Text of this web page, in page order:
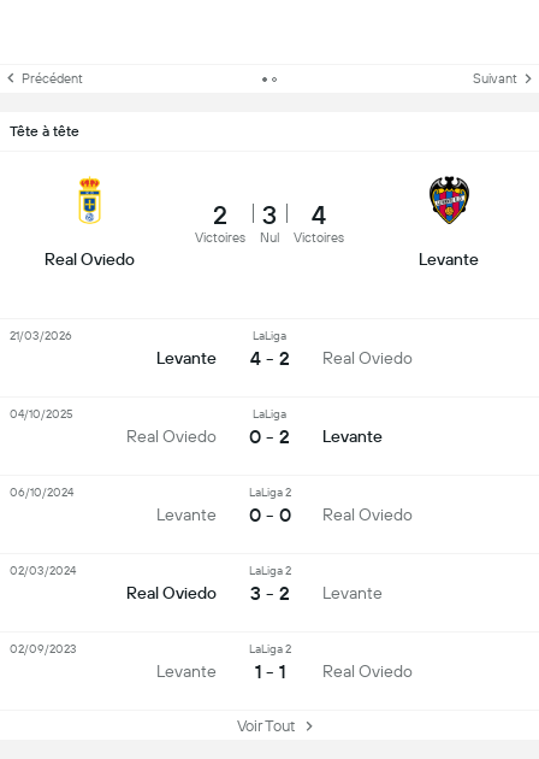
Précédent Suivant
Tête à tête
Real Oviedo
2
Victoires
3
Nul
4
Victoires
Levante
Levante
LaLiga
4 - 2 Real Oviedo
21/03/2026
Real Oviedo
LaLiga
0 - 2 Levante
04/10/2025
Levante
LaLiga 2
0 - 0 Real Oviedo
06/10/2024
Real Oviedo
LaLiga 2
3 - 2 Levante
02/03/2024
Levante
LaLiga 2
1 - 1 Real Oviedo
02/09/2023
Voir Tout